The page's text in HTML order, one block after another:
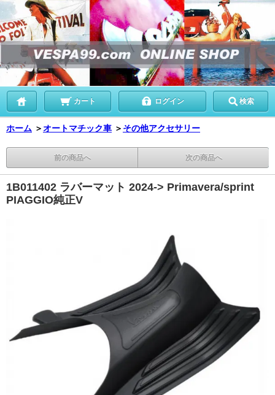
カート ログイン 検索
ホーム ＞オートマチック車 ＞ その他アクセサリー
前の商品へ 次の商品へ
1B011402 ラバーマット 2024-> Primavera/sprint
PIAGGIO純正V